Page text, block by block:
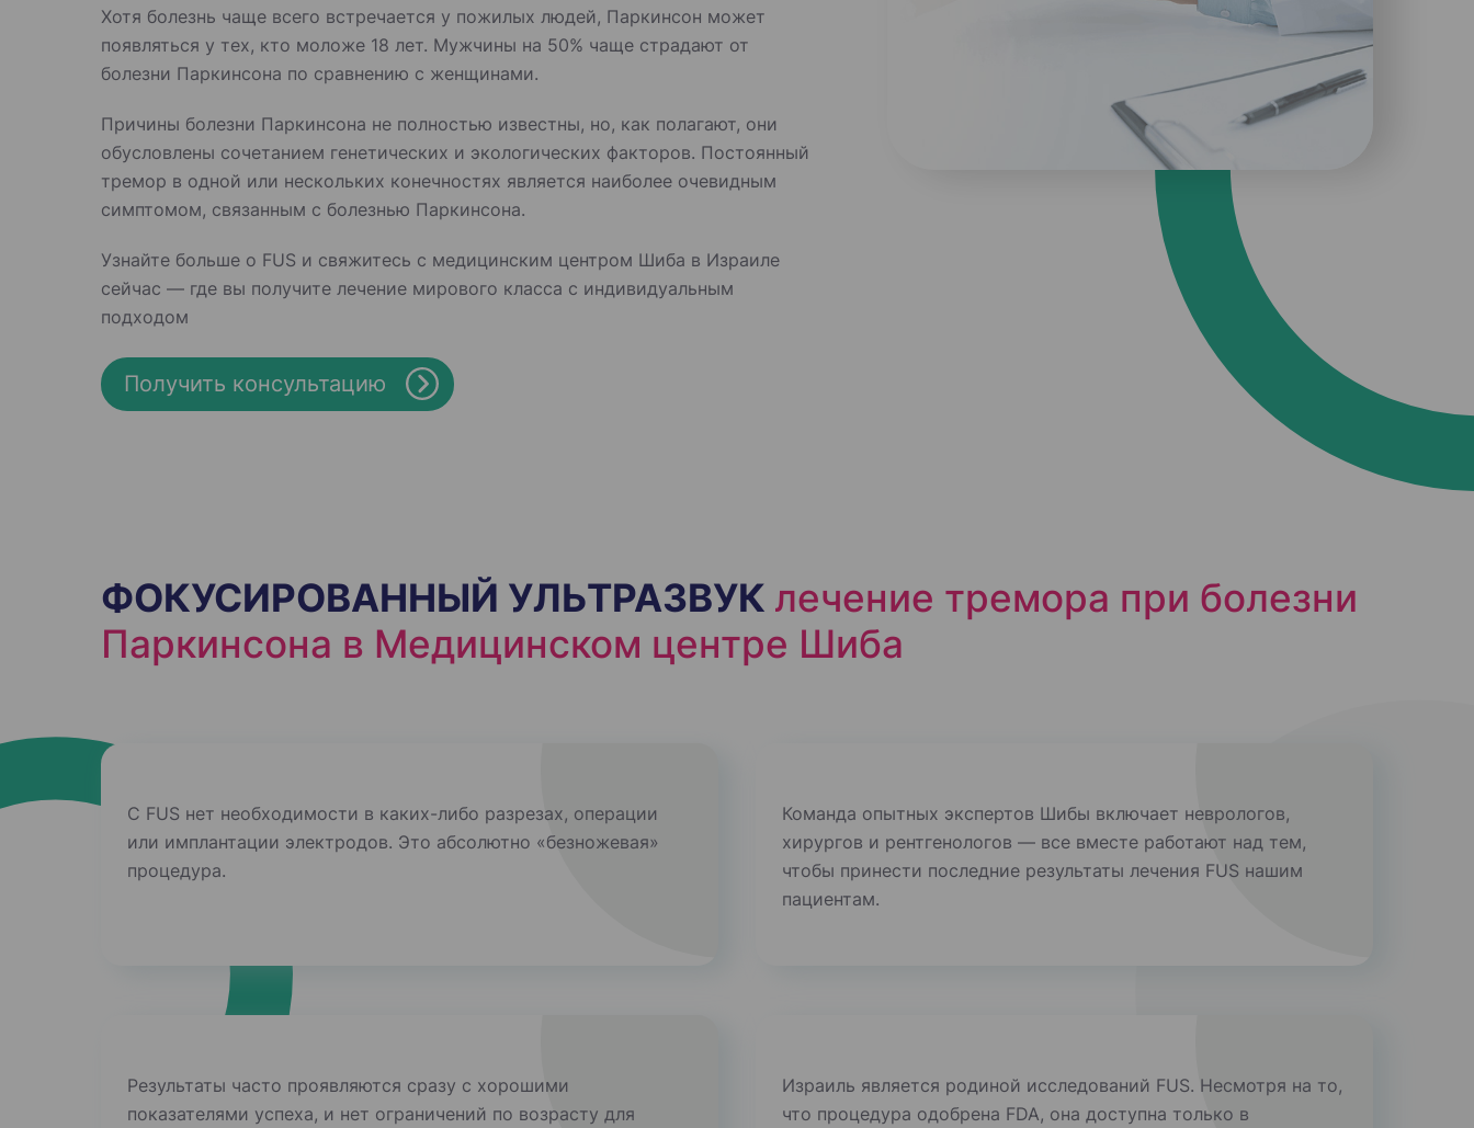
Хотя болезнь чаще всего встречается у пожилых людей, Паркинсон может
появляться у тех, кто моложе 18 лет. Мужчины на 50% чаще страдают от
болезни Паркинсона по сравнению с женщинами.
Причины болезни Паркинсона не полностью известны, но, как полагают, они
обусловлены сочетанием генетических и экологических факторов. Постоянный
тремор в одной или нескольких конечностях является наиболее очевидным
симптомом, связанным с болезнью Паркинсона.
Узнайте больше о FUS и свяжитесь с медицинским центром Шиба в Израиле
сейчас — где вы получите лечение мирового класса с индивидуальным
подходом
Получить консультацию
ФОКУСИРОВАННЫЙ УЛЬТРАЗВУК лечение тремора при болезни
Паркинсона в Медицинском центре Шиба
С FUS нет необходимости в каких-либо разрезах, операции
или имплантации электродов. Это абсолютно «безножевая»
процедура.
Команда опытных экспертов Шибы включает неврологов,
хирургов и рентгенологов — все вместе работают над тем,
чтобы принести последние результаты лечения FUS нашим
пациентам.
Результаты часто проявляются сразу с хорошими
показателями успеха, и нет ограничений по возрасту для
Израиль является родиной исследований FUS. Несмотря на то,
что процедура одобрена FDA, она доступна только в